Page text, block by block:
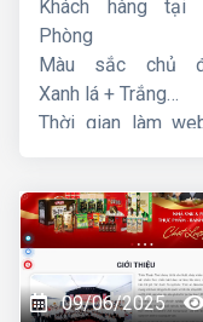
Khách hàng tại
Phòng
Màu sắc chủ
Xanh lá + Trắng
Thời gian làm
09/06/2025